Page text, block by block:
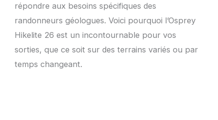
répondre aux besoins spécifiques des
randonneurs géologues. Voici pourquoi l’Osprey
Hikelite 26 est un incontournable pour vos
sorties, que ce soit sur des terrains variés ou par
temps changeant.